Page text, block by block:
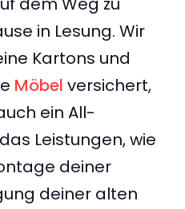
in Lesung. Wir
Kartons und
Möbel versichert,
ein All-
Leistungen, wie
deiner
deiner alten